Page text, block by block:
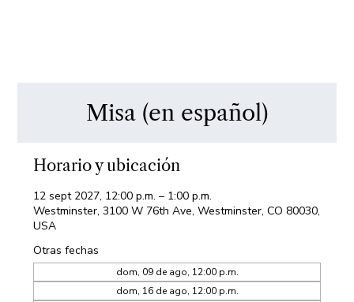
Misa (en español)
Horario y ubicación
12 sept 2027, 12:00 p.m. – 1:00 p.m.
Westminster, 3100 W 76th Ave, Westminster, CO 80030,
USA
Otras fechas
dom, 09 de ago, 12:00 p.m.
dom, 16 de ago, 12:00 p.m.